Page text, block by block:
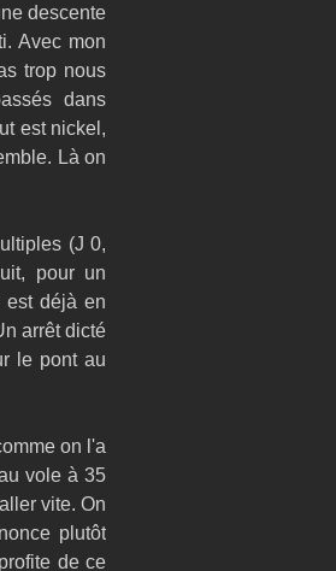
descente
Avec mon
trop nous
dans
est nickel,
Là on
(J 0,
pour un
est déjà en
arrêt dicté
le pont au
on l'a
vole à 35
vite. On
plutôt
de ce